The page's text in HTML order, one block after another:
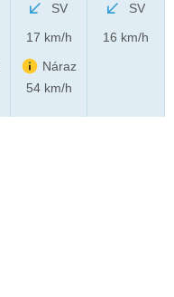
SV
17 km/h
Náraz
54 km/h
SV
16 km/h